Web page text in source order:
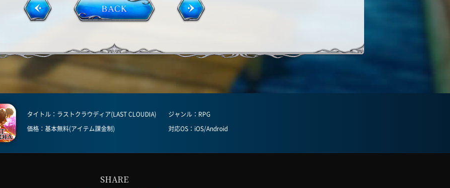
タイトル：ラストクラウディア(LAST CLOUDIA)
ジャンル：RPG
価格：基本無料(アイテム課金制)
対応OS：iOS/Android
SHARE